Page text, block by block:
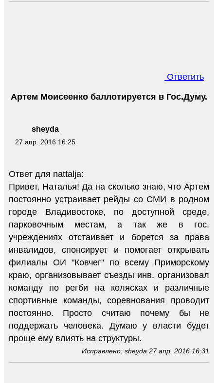
Ответить
sheyda
27 апр. 2016 16:25
Артем Моисеенко баллотируется в Гос.Думу.
Ответ для nattalja:
Привет, Наталья! Да на сколько знаю, что Артем
постоянно устраивает рейды со СМИ в родном
городе Владивостоке, по доступной среде,
парковочным местам, а так же в гос.
учреждениях отстаивает и борется за права
инвалидов, спонсирует и помогает открывать
филиалы ОИ "Ковчег" по всему Приморскому
краю, организовывает съезды инв. организовал
команду по регби на колясках и различные
спортивные команды, соревнования проводит
постоянно. Просто считаю почему бы не
поддержать человека. Думаю у власти будет
проще ему влиять на структуры.
Исправлено: sheyda 27 апр. 2016 16:31